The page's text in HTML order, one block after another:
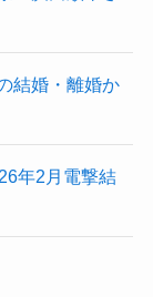
結婚・離婚か
年2月電撃結